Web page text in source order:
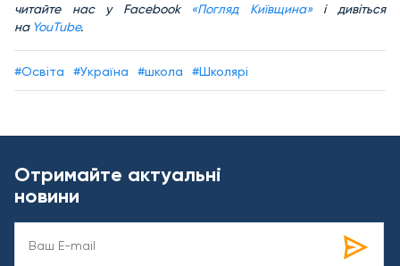
читайте нас у Facebook
«Погляд Київщина»і дивіться
на YouTube.
#Освіта #Україна #школа #Школярі
Отримайте актуальні
новини